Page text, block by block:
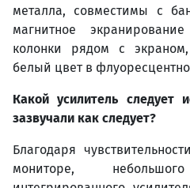
металла, совместимы с
магнитное
колонки рядом с
белый цвет в
Какой усилитель следует
зазвучали как следует?
Благодаря
мониторе,